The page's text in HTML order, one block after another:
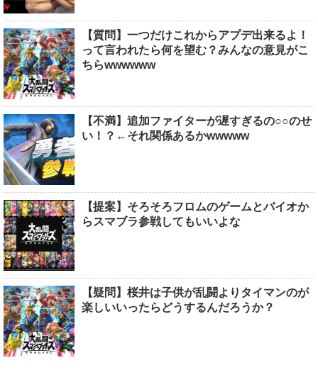
【質問】一つだけこれからアプデ出来るよ！
って言われたら何を望む？みんなの意見がこ
ちらwwwwww
【不満】追加ファイターが遅すぎるの○○のせ
い！？←それ関係あるかwwwww
【提案】そろそろフロムのゲームとバイオか
らスマブラ参戦してもいいよな
【疑問】桜井は子供が乱闘よりタイマンのが
楽しいいったらどうするんだろうか？